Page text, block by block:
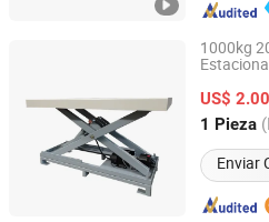
1000kg
Elevador
US$
1 Pieza
Enviar
Marco Lift (Ningbo) Co., Ltd.
Zhejiang, China